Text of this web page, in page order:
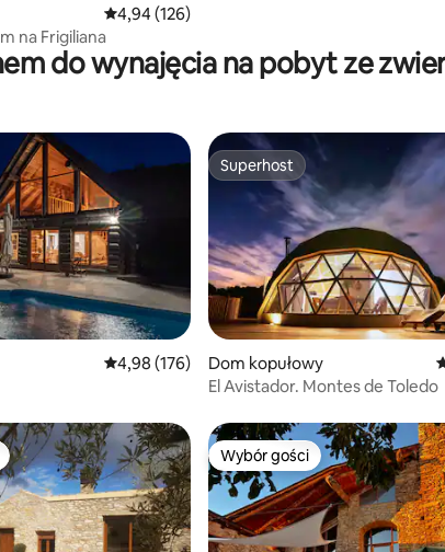
Średnia ocena: 4,94 na 5, liczba recenzji: 126
4,94 (126)
na Frigiliana
do wynajęcia na pobyt ze
recenzji: 126Średnia ocena: 4,98 na 5, liczba recenzji: 176
4,98 (176)
Superhost
Superhost
Dom kopułowy
El Avistador. Montes de Toledo
z kategorii Wybór gości Wybór gości
Wybór gości